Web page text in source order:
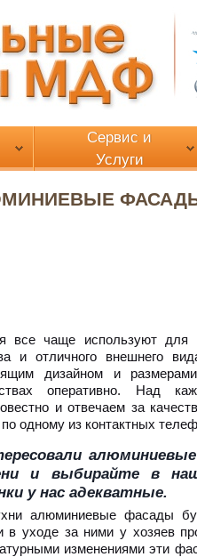
Сервис и
Услуги
все чаще используют
и отличного внешнего
дизайном и
оперативно. Над
и отвечаем за
одному из контактных
и выбирайте в
у нас адекватные.
алюминиевые фасады
в уходе за ними у хозяев
изменениями эти